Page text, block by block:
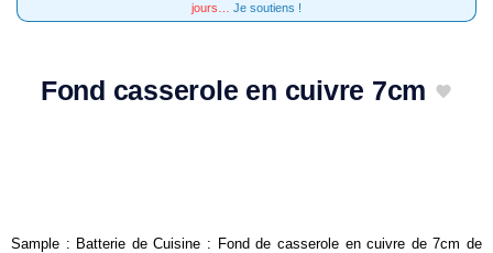
jours… Je soutiens !
Fond casserole en cuivre 7cm
Sample : Batterie de Cuisine : Fond de casserole en cuivre de 7cm de